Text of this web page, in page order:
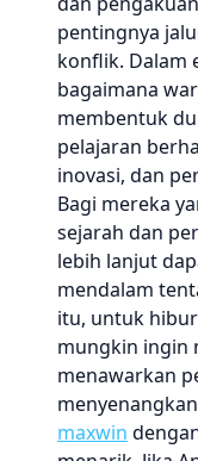
pentingnya
konflik. Dalam
bagaimana
membentuk
pelajaran
inovasi, dan
Bagi mereka
sejarah dan
lebih lanjut
mendalam
itu, untuk
mungkin ingin
menawarkan
maxwin